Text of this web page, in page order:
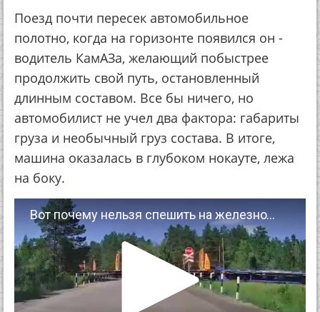
Поезд почти пересек автомобильное
полотно, когда на горизонте появился он -
водитель КамАЗа, желающий побыстрее
продолжить свой путь, остановленный
длинным составом. Все бы ничего, но
автомобилист не учел два фактора: габариты
груза и необычный груз состава. В итоге,
машина оказалась в глубоком нокауте, лежа
на боку.